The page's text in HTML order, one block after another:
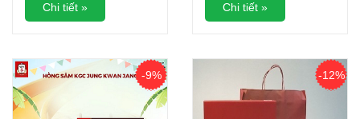
Chi tiết » Chi tiết »
-9% -12%